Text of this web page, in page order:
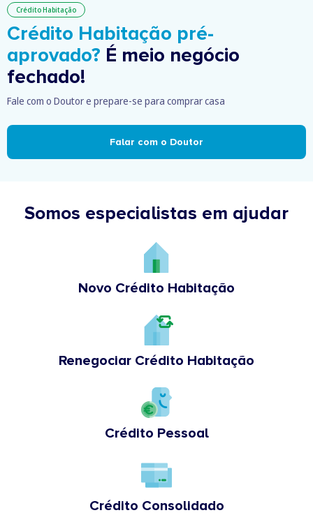
Crédito Habitação
Crédito Habitação pré-
aprovado? É meio negócio
fechado!
Fale com o Doutor e prepare-se para comprar casa
Falar com o Doutor
Somos especialistas em ajudar
Novo Crédito Habitação
Renegociar Crédito Habitação
Crédito Pessoal
Crédito Consolidado